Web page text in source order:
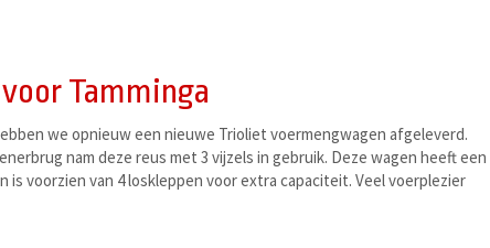
Tamminga
we opnieuw een nieuwe Trioliet voermengwagen afgeleverd.
nam deze reus met 3 vijzels in gebruik. Deze wagen heeft een
is voorzien van 4 loskleppen voor extra capaciteit. Veel voerplezier